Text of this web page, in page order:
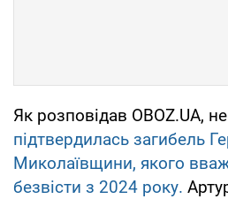
Як розповідав OBOZ.UA,
підтвердилась загибель
Миколаївщини, якого
безвісти з 2024 року.